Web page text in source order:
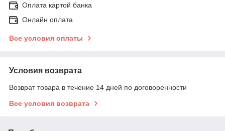
Оплата картой банка
Онлайн оплата
Все условия оплаты
Условия возврата
Возврат товара в течение 14 дней по договоренности
Все условия возврата